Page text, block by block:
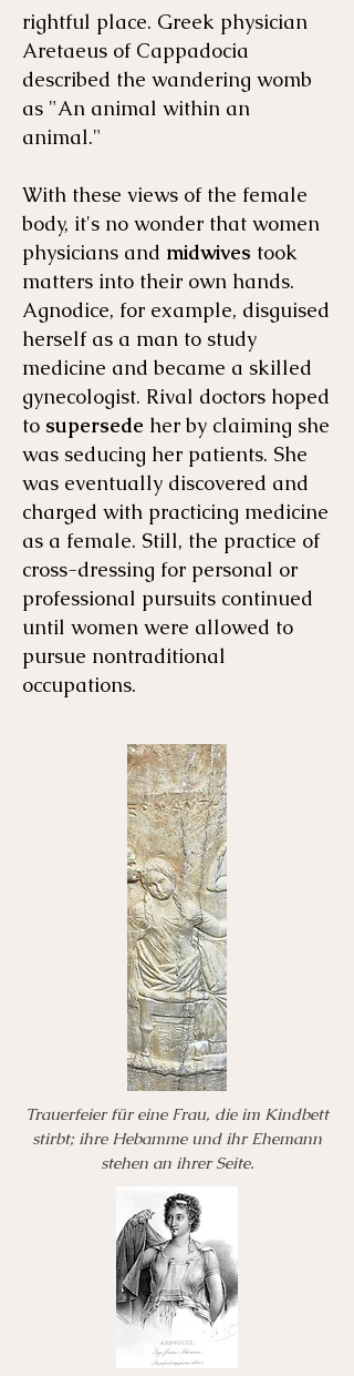
rightful place. Greek physician
Aretaeus of Cappadocia
described the wandering womb
as "An animal within an
animal."
With these views of the female
body, it's no wonder that women
physicians and midwives took
matters into their own hands.
Agnodice, for example, disguised
herself as a man to study
medicine and became a skilled
gynecologist. Rival doctors hoped
to supersede her by claiming she
was seducing her patients. She
was eventually discovered and
charged with practicing medicine
as a female. Still, the practice of
cross-dressing for personal or
professional pursuits continued
until women were allowed to
pursue nontraditional
occupations. ​
Trauerfeier für eine Frau, die im Kindbett
stirbt; ihre Hebamme und ihr Ehemann
stehen an ihrer Seite.